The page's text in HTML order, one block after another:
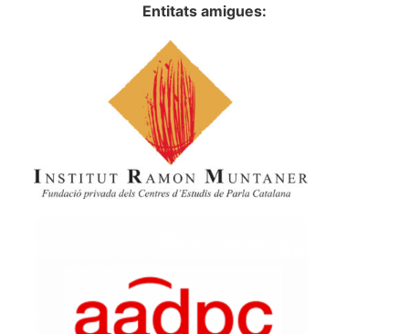
Entitats amigues: